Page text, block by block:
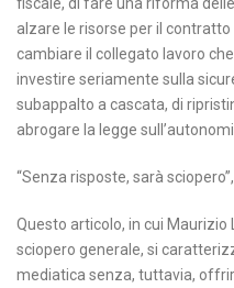
fiscale, di fare una riforma
alzare le risorse per il
cambiare il collegato lavoro
investire seriamente sulla
subappalto a cascata, di
abrogare la legge
“Senza risposte, sarà
Questo articolo, in cui Maurizio
sciopero generale, si
mediatica senza, tuttavia,